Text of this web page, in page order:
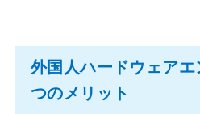
外国人ハードウェア
つのメリット